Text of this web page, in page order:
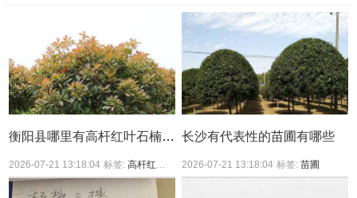
衡阳县哪里有高杆红叶石楠买？
2026-07-21 13:18:04 标签:高杆红叶石楠
长沙有代表性的苗圃有哪些
2026-07-21 13:18:04 标签:苗圃